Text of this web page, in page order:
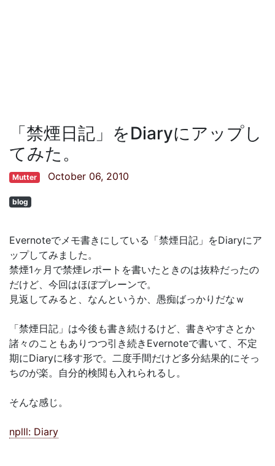
「禁煙日記」をDiaryにアップし
てみた。
Mutter October 06, 2010
blog
Evernoteでメモ書きにしている「禁煙日記」をDiaryにア
ップしてみました。
禁煙1ヶ月で禁煙レポートを書いたときのは抜粋だったの
だけど、今回はほぼプレーンで。
見返してみると、なんというか、愚痴ばっかりだなｗ
「禁煙日記」は今後も書き続けるけど、書きやすさとか
諸々のこともありつつ引き続きEvernoteで書いて、不定
期にDiaryに移す形で。二度手間だけど多分結果的にそっ
ちのが楽。自分的検閲も入れられるし。
そんな感じ。
nplll: Diary